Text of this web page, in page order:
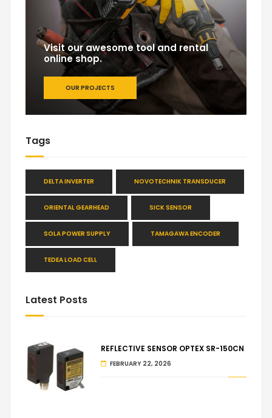
Visit our awesome tool and rental
online shop.
OUR PROJECTS
Tags
DELTA INVERTER NOVOTECHNIK TRANSDUCER
ORIENTAL GEARHEAD SICK SENSOR
SOLA POWER SUPPLY TAMAGAWA ENCODER
TEDEA LOAD CELL
Latest Posts
REFLECTIVE SENSOR OPTEX SR-150CN
FEBRUARY 22, 2026